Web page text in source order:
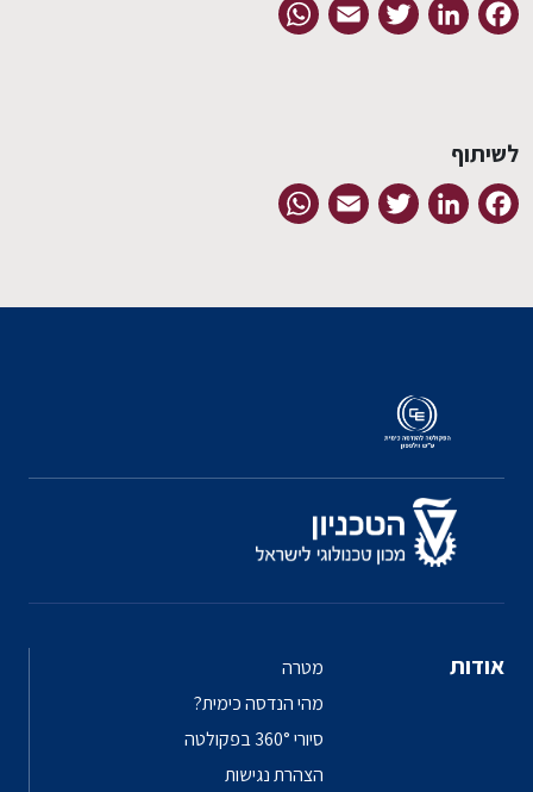
Facebook
LinkedIn
Twitter
Email
לשיתוף
Facebook
LinkedIn
Twitter
Email
אודות
מטרה
מהי הנדסה כימית?
סיורי 360° בפקולטה
הצהרת נגישות